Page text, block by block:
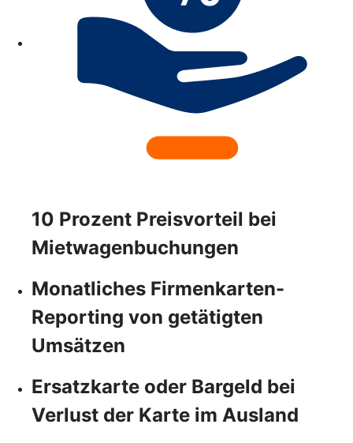
10 Prozent Preisvorteil bei
Mietwagenbuchungen
Monatliches Firmenkarten-
Reporting von getätigten
Umsätzen
Ersatzkarte oder Bargeld bei
Verlust der Karte im Ausland